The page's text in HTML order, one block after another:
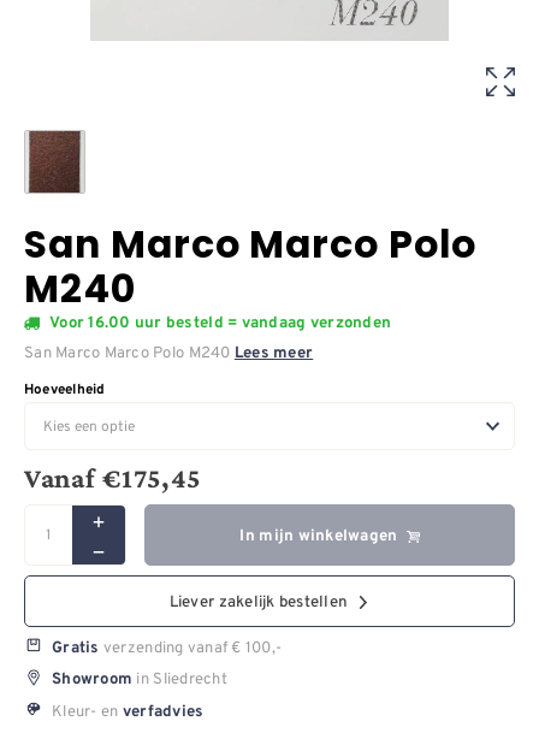
San Marco Marco Polo
M240
Voor 16.00 uur besteld = vandaag verzonden
San Marco Marco Polo M240 Lees meer
Hoeveelheid
Vanaf€175,45
In mijn winkelwagen
Liever zakelijk bestellen
Gratis verzending vanaf € 100,-
Showroom in Sliedrecht
Kleur- en verfadvies